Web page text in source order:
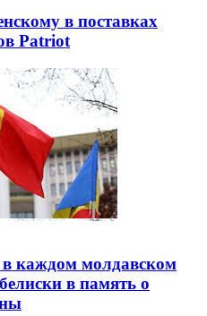
в поставках
Patriot
каждом молдавском
в память о